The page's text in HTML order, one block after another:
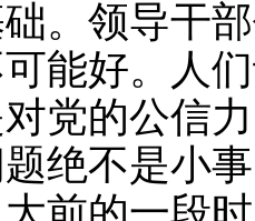
。领导干
能好。人
党的公信
绝不是小